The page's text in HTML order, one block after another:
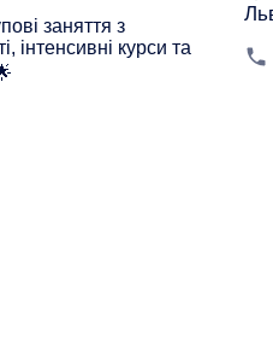
заняття з
інтенсивні курси та